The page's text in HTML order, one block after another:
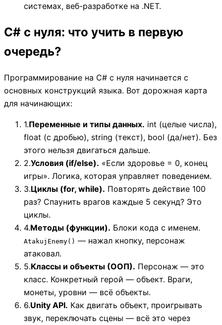
системах, веб-разработке на .NET.
C# с нуля: что учить в первую
очередь?
Программирование на C# с нуля начинается с
основных конструкций языка. Вот дорожная карта
для начинающих:
1.Переменные и типы данных. int (целые числа),
float (с дробью), string (текст), bool (да/нет). Без
этого нельзя двигаться дальше.
2.Условия (if/else). «Если здоровье = 0, конец
игры». Логика, которая управляет поведением.
3.Циклы (for, while). Повторять действие 100
раз? Спаунить врагов каждые 5 секунд? Это
циклы.
4.Методы (функции). Блоки кода с именем.
AtakujEnemy() — нажал кнопку, персонаж
атаковал.
5.Классы и объекты (ООП). Персонаж — это
класс. Конкретный герой — объект. Враги,
монеты, уровни — всё объекты.
6.Unity API. Как двигать объект, проигрывать
звук, переключать сцены — всё это через